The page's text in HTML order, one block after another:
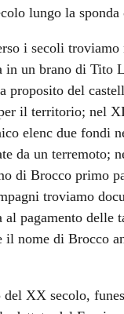
lungo la
i secoli
in un brano di Tito
proposito del
il territorio; nel
elenc due fondi
da un terremoto;
di Brocco primo
troviamo
al pagamento delle
il nome di Brocco
XX secolo,